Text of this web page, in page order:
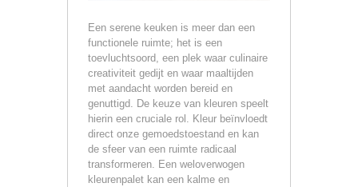
Een serene keuken is meer dan een
functionele ruimte; het is een
toevluchtsoord, een plek waar culinaire
creativiteit gedijt en waar maaltijden
met aandacht worden bereid en
genuttigd. De keuze van kleuren speelt
hierin een cruciale rol. Kleur beïnvloedt
direct onze gemoedstoestand en kan
de sfeer van een ruimte radicaal
transformeren. Een weloverwogen
kleurenpalet kan een kalme en